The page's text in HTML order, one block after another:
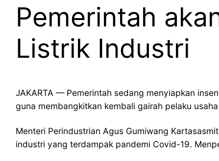
Pemerintah
Listrik Industri
JAKARTA — Pemerintah sedang menyiapkan
guna membangkitkan kembali gairah pelaku
Menteri Perindustrian Agus Gumiwang
industri yang terdampak pandemi Covid-19.